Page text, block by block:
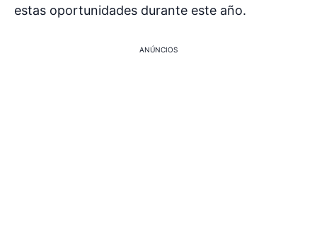
estas oportunidades durante este año.
ANÚNCIOS